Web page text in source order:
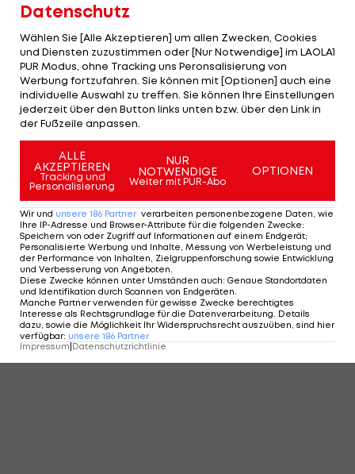
Datenschutz
Wählen Sie [Alle Akzeptieren] um allen Zwecken, Cookies
und Diensten zuzustimmen oder [Nur Notwendige] im LAOLA1
PUR Modus, ohne Tracking uns Peronsalisierung von
Werbung fortzufahren. Sie können mit [Optionen] auch eine
individuelle Auswahl zu treffen. Sie können Ihre Einstellungen
jederzeit über den Button links unten bzw. über den Link in
der Fußzeile anpassen.
ALLE
AKZEPTIEREN
Tracking und
Personalisierung
NUR
NOTWENDIGE
Weiter mit PUR-Abo
OPTIONEN
Wir und unsere 186 Partner verarbeiten personenbezogene Daten, wie
Ihre IP-Adresse und Browser-Attribute für die folgenden Zwecke:
Speichern von oder Zugriff auf Informationen auf einem Endgerät;
Personalisierte Werbung und Inhalte, Messung von Werbeleistung und
der Performance von Inhalten, Zielgruppenforschung sowie Entwicklung
und Verbesserung von Angeboten.
Diese Zwecke können unter Umständen auch: Genaue Standortdaten
und Identifikation durch Scannen von Endgeräten.
Manche Partner verwenden für gewisse Zwecke berechtigtes
Interesse als Rechtsgrundlage für die Datenverarbeitung. Details
dazu, sowie die Möglichkeit Ihr Widerspruchsrecht auszuüben, sind hier
verfügbar: unsere 186 Partner
Impressum Datenschutzrichtlinie